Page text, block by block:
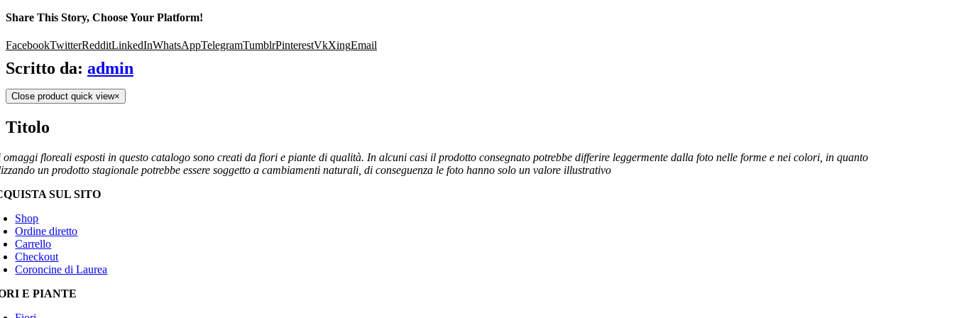
Share This Story, Choose Your Platform!
FacebookTwitterRedditLinkedInWhatsAppTelegramTumblrPinterestVkXingEmail
Scritto da: admin
Close product quick view×
Titolo
omaggi floreali esposti in questo catalogo sono creati da fiori e piante di qualità. In alcuni casi il prodotto consegnato potrebbe differire leggermente dalla foto nelle forme e nei colori, in quanto
un prodotto stagionale potrebbe essere soggetto a cambiamenti naturali, di conseguenza le foto hanno solo un valore illustrativo
SUL SITO
Shop
Ordine diretto
Carrello
Checkout
Coroncine di Laurea
E PIANTE